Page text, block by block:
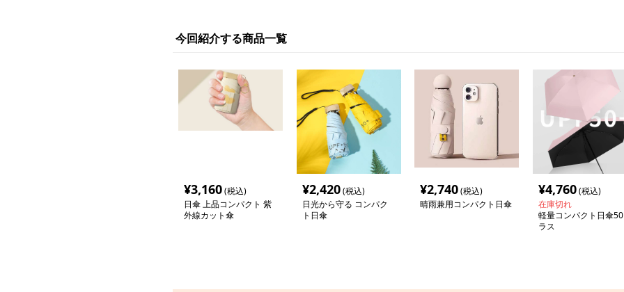
今回紹介する商品一覧
¥3,160(税込)
日傘 上品コンパクト 紫
外線カット傘
¥2,420(税込)
日光から守る コンパク
ト日傘
¥2,740(税込)
晴雨兼用コンパクト日傘
¥4,760(税込)
在庫切れ
軽量コンパクト日傘
ラス